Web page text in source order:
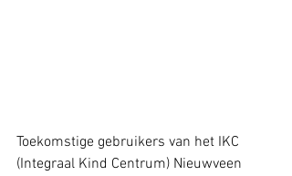
Toekomstige gebruikers van het IKC
(Integraal Kind Centrum) Nieuwveen